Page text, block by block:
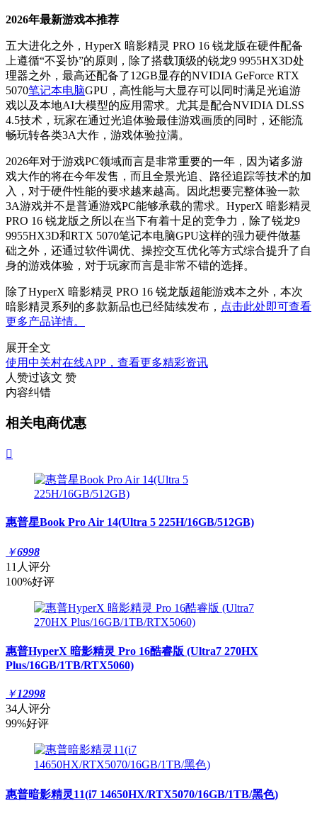
2026年最新游戏本推荐
五大进化之外，HyperX 暗影精灵 PRO 16 锐龙版在硬件配备
上遵循“不妥协”的原则，除了搭载顶级的锐龙9 9955HX3D处
理器之外，最高还配备了12GB显存的NVIDIA GeForce RTX
5070笔记本电脑GPU，高性能与大显存可以同时满足光追游
戏以及本地AI大模型的应用需求。尤其是配合NVIDIA DLSS
4.5技术，玩家在通过光追体验最佳游戏画质的同时，还能流
畅玩转各类3A大作，游戏体验拉满。
2026年对于游戏PC领域而言是非常重要的一年，因为诸多游
戏大作的将在今年发售，而且全景光追、路径追踪等技术的加
入，对于硬件性能的要求越来越高。因此想要完整体验一款
3A游戏并不是普通游戏PC能够承载的需求。HyperX 暗影精灵
PRO 16 锐龙版之所以在当下有着十足的竞争力，除了锐龙9
9955HX3D和RTX 5070笔记本电脑GPU这样的强力硬件做基
础之外，还通过软件调优、操控交互优化等方式综合提升了自
身的游戏体验，对于玩家而言是非常不错的选择。
除了HyperX 暗影精灵 PRO 16 锐龙版超能游戏本之外，本次
暗影精灵系列的多款新品也已经陆续发布， 点击此处即可查看
更多产品详情。
展开全文
使用中关村在线APP，查看更多精彩资讯
人赞过该文 赞
内容纠错
相关电商优惠

惠普星Book Pro Air 14(Ultra 5 225H/16GB/512GB)
￥6998
11人评分
100%好评
惠普HyperX 暗影精灵 Pro 16酷睿版 (Ultra7 270HX
Plus/16GB/1TB/RTX5060)
￥12998
34人评分
99%好评
惠普暗影精灵11(i7 14650HX/RTX5070/16GB/1TB/黑色)